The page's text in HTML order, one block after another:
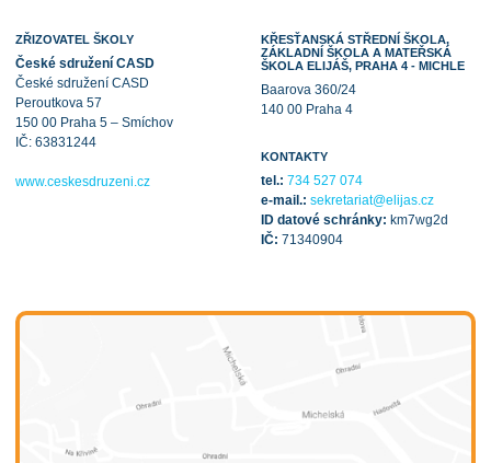
ZŘIZOVATEL ŠKOLY
České sdružení CASD
České sdružení CASD
Peroutkova 57
150 00 Praha 5 – Smíchov
IČ: 63831244
www.ceskesdruzeni.cz
KŘESŤANSKÁ STŘEDNÍ ŠKOLA,
ZÁKLADNÍ ŠKOLA A MATEŘSKÁ
ŠKOLA ELIJÁŠ, PRAHA 4 - MICHLE
Baarova 360/24
140 00 Praha 4
KONTAKTY
tel.: 734 527 074
e-mail.: sekretariat@elijas.cz
ID datové schránky: km7wg2d
IČ: 71340904